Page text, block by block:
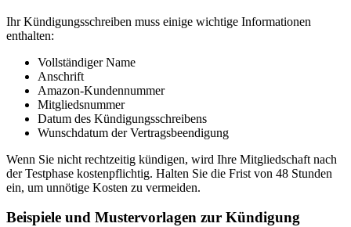
Ihr Kündigungsschreiben muss einige wichtige Informationen
enthalten:
Vollständiger Name
Anschrift
Amazon-Kundennummer
Mitgliedsnummer
Datum des Kündigungsschreibens
Wunschdatum der Vertragsbeendigung
Wenn Sie nicht rechtzeitig kündigen, wird Ihre Mitgliedschaft nach
der Testphase kostenpflichtig. Halten Sie die Frist von 48 Stunden
ein, um unnötige Kosten zu vermeiden.
Beispiele und Mustervorlagen zur Kündigung